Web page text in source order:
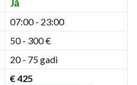
Jā
07:00 - 23:00
50 - 300 €
20 - 75 gadi
€ 425